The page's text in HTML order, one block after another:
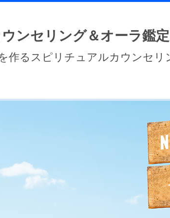
ンセリング＆オーラ鑑定
作るスピリチュアルカウンセリ